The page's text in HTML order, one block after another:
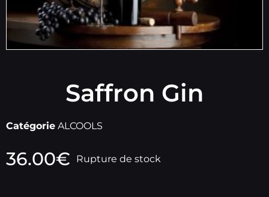
Saffron Gin
Catégorie ALCOOLS
36.00€ Rupture de stock